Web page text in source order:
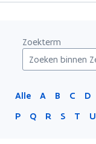
Zelfstandige
Zoekterm
Alle A B C D
P
Q R S T U